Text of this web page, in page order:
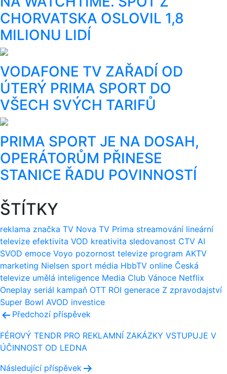
CHORVATSKA OSLOVIL 1,8
MILIONU LIDÍ
VODAFONE TV ZAŘADÍ OD
ÚTERÝ PRIMA SPORT DO
VŠECH SVÝCH TARIFŮ
PRIMA SPORT JE NA DOSAH,
OPERÁTORŮM PŘINESE
STANICE ŘADU POVINNOSTÍ
ŠTÍTKY
reklama značka TV Nova TV Prima streamování lineární
televize efektivita VOD kreativita sledovanost CTV AI
SVOD emoce Voyo pozornost televize program AKTV
marketing Nielsen sport média HbbTV online Česká
televize umělá inteligence Media Club Vánoce Netflix
Oneplay seriál kampaň OTT ROI generace Z zpravodajství
Super Bowl AVOD investice
Navigace
pro
příspěvek
Předchozí příspěvek
FÉROVÝ TENDR PRO REKLAMNÍ ZAKÁZKY VSTUPUJE V
ÚČINNOST OD LEDNA
Následující příspěvek